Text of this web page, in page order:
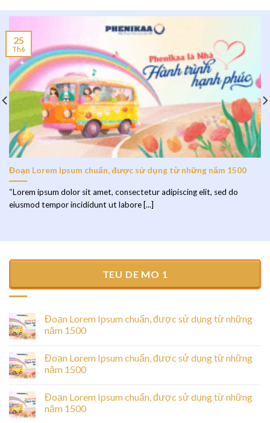
Đoạn Lorem Ipsum chuẩn, được sử dụng từ những năm 1500
“Lorem ipsum dolor sit amet, consectetur adipiscing elit, sed do
eiusmod tempor incididunt ut labore [...]
25
Th6
TEU DE MO 1
Đoạn Lorem Ipsum chuẩn, được sử dụng từ những
năm 1500
Đoạn Lorem Ipsum chuẩn, được sử dụng từ những
năm 1500
Đoạn Lorem Ipsum chuẩn, được sử dụng từ những
năm 1500